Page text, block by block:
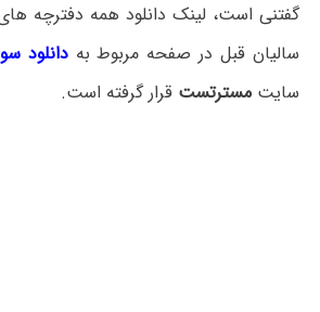
گفتنی است، لینک دانلود همه دفترچه
سالیان قبل در صفحه مربوط بهدانلود
سایتمسترتست قرار گرفته است.